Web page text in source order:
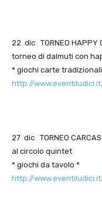
22 dic TORNEO HAPPY
torneo di dalmuti con
* giochi carte
http://
27 dic TORNEO
al circolo quintet
* giochi da tavolo *
http://